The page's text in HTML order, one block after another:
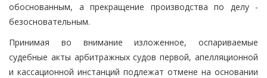
обоснованным, а прекращение производства по делу -
безосновательным.
Принимая во внимание изложенное, оспариваемые
судебные акты арбитражных судов первой, апелляционной
и кассационной инстанций подлежат отмене на основании